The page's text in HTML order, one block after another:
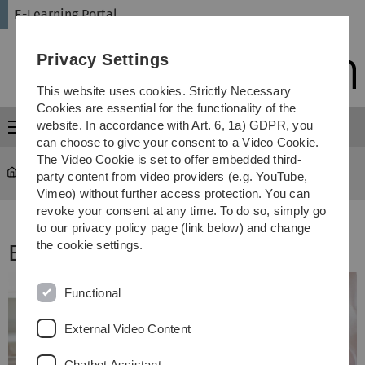
Skip
Skip
Skip
Skip
E-Learning Portal
Menu
E-Learning Portal ... Alle E-Learning News
E-Learning News
Privacy Settings
This website uses cookies. Strictly Necessary
Cookies are essential for the functionality of the
website. In accordance with Art. 6, 1a) GDPR, you
can choose to give your consent to a Video Cookie.
The Video Cookie is set to offer embedded third-
party content from video providers (e.g. YouTube,
Vimeo) without further access protection. You can
revoke your consent at any time. To do so, simply go
to our privacy policy page (link below) and change
the cookie settings.
Functional
External Video Content